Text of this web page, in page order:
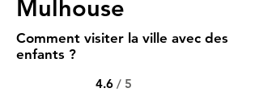
Mulhouse
Comment visiter la ville avec des
enfants ?
4.6 / 5